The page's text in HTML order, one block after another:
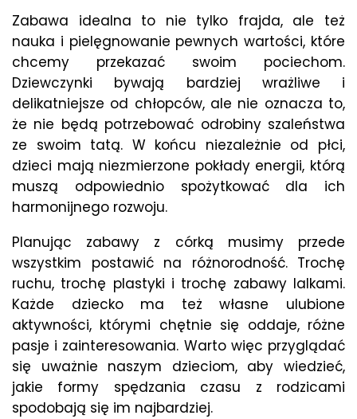
Zabawa idealna to nie tylko frajda, ale też
nauka i pielęgnowanie pewnych wartości, które
chcemy przekazać swoim pociechom.
Dziewczynki bywają bardziej wrażliwe i
delikatniejsze od chłopców, ale nie oznacza to,
że nie będą potrzebować odrobiny szaleństwa
ze swoim tatą. W końcu niezależnie od płci,
dzieci mają niezmierzone pokłady energii, którą
muszą odpowiednio spożytkować dla ich
harmonijnego rozwoju.
Planując zabawy z córką musimy przede
wszystkim postawić na różnorodność. Trochę
ruchu, trochę plastyki i trochę zabawy lalkami.
Każde dziecko ma też własne ulubione
aktywności, którymi chętnie się oddaje, różne
pasje i zainteresowania. Warto więc przyglądać
się uważnie naszym dzieciom, aby wiedzieć,
jakie formy spędzania czasu z rodzicami
spodobają się im najbardziej.